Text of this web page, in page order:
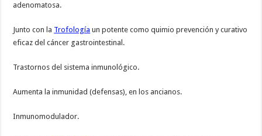
adenomatosa.
Junto con la Trofología un potente como quimio prevención y curativo
eficaz del cáncer gastrointestinal.
Trastornos del sistema inmunológico.
Aumenta la inmunidad (defensas), en los ancianos.
Inmunomodulador.